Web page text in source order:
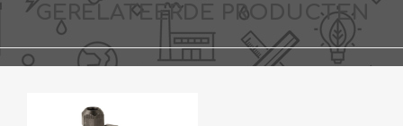
GERELATEERDE PRODUCTEN